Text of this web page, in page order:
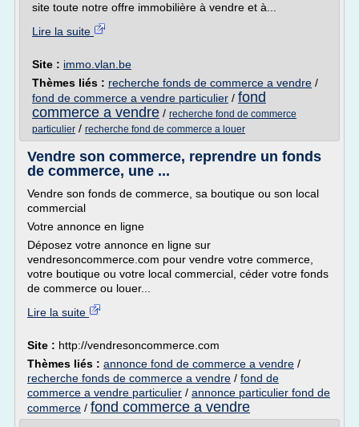
site toute notre offre immobilière à vendre et à...
Lire la suite
Site : immo.vlan.be
Thèmes liés : recherche fonds de commerce a vendre /
fond de commerce a vendre particulier / fond
commerce a vendre / recherche fond de commerce
particulier / recherche fond de commerce a louer
Vendre son commerce, reprendre un fonds
de commerce, une ...
Vendre son fonds de commerce, sa boutique ou son local
commercial
Votre annonce en ligne
Déposez votre annonce en ligne sur
vendresoncommerce.com pour vendre votre commerce,
votre boutique ou votre local commercial, céder votre fonds
de commerce ou louer...
Lire la suite
Site : http://vendresoncommerce.com
Thèmes liés : annonce fond de commerce a vendre /
recherche fonds de commerce a vendre / fond de
commerce a vendre particulier / annonce particulier fond de
commerce / fond commerce a vendre